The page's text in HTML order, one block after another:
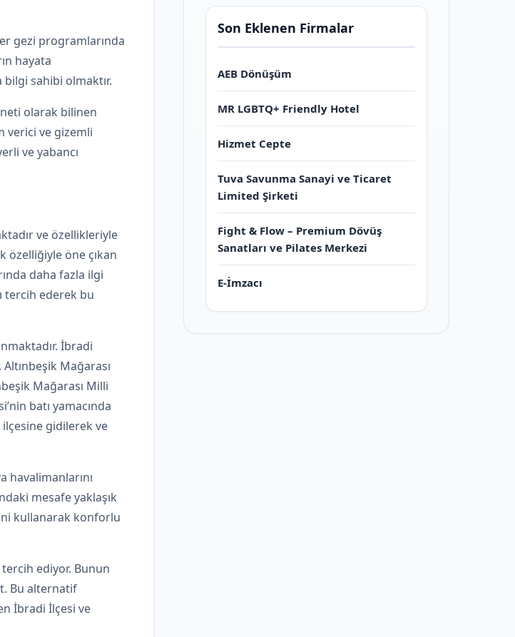
gezi programlarında
hayata
bilgi sahibi olmaktır.
olarak bilinen
verici ve gizemli
ve yabancı
ve özellikleriyle
özelliğiyle öne çıkan
daha fazla ilgi
tercih ederek bu
İbradi
Mağarası
Mağarası Milli
batı yamacında
gidilerek ve
havalimanlarını
mesafe yaklaşık
kullanarak konforlu
ediyor. Bunun
Bu alternatif
İbradi İlçesi ve
Son Eklenen Firmalar
AEB Dönüşüm
MR LGBTQ+ Friendly Hotel
Hizmet Cepte
Tuva Savunma Sanayi ve Ticaret
Limited Şirketi
Fight & Flow – Premium Dövüş
Sanatları ve Pilates Merkezi
E-İmzacı